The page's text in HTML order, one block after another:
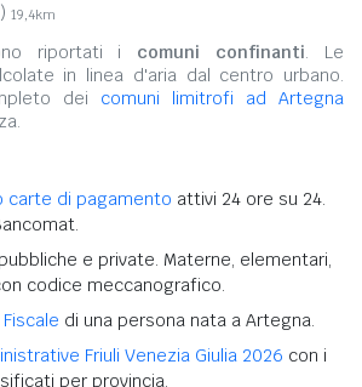
19,4km
riportati i comuni confinanti. Le
in linea d'aria dal centro urbano.
dei comuni limitrofi ad Artegna
carte di pagamento attivi 24 ore su 24.
pubbliche e private. Materne, elementari,
codice meccanografico.
di una persona nata a Artegna.
Friuli Venezia Giulia 2026 con i
per provincia.